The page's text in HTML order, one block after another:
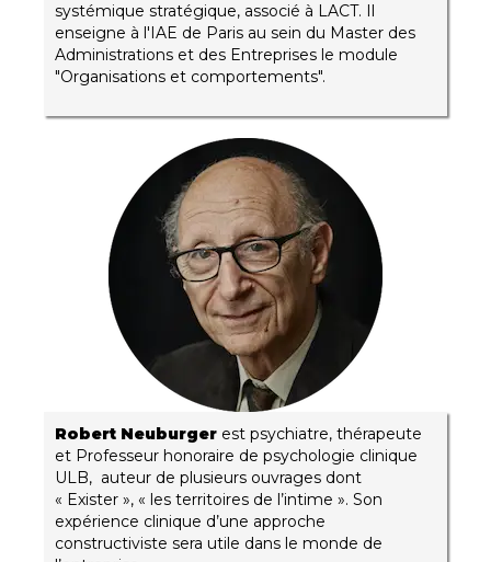
systémique stratégique, associé à LACT. Il
enseigne à l'IAE de Paris au sein du Master des
Administrations et des Entreprises le module
"Organisations et comportements".
Robert Neuburger est psychiatre, thérapeute
et Professeur honoraire de psychologie clinique
ULB, auteur de plusieurs ouvrages dont
« Exister », « les territoires de l’intime ». Son
expérience clinique d’une approche
constructiviste sera utile dans le monde de